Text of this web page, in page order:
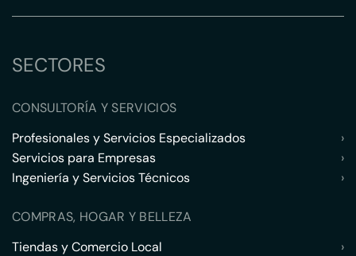
SECTORES
CONSULTORÍA Y SERVICIOS
Profesionales y Servicios Especializados
›
Servicios para Empresas
›
Ingeniería y Servicios Técnicos
›
COMPRAS, HOGAR Y BELLEZA
Tiendas y Comercio Local
›